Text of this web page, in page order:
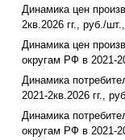
Динамика цен
2кв.2026 гг., руб./
Динамика цен
округам РФ в 2021-
Динамика
2021-2кв.2026 гг.,
Динамика
округам РФ в 2021-